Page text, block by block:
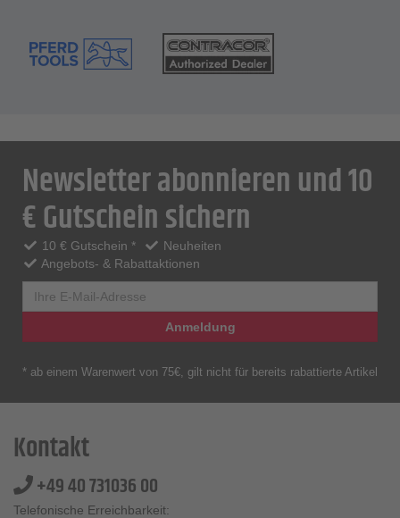
Newsletter abonnieren und 10
€ Gutschein sichern
10 € Gutschein *
Neuheiten
Angebots- & Rabattaktionen
Anmeldung
* ab einem Warenwert von 75€, gilt nicht für bereits rabattierte Artikel
Kontakt
+49 40 731036 00
Telefonische Erreichbarkeit: